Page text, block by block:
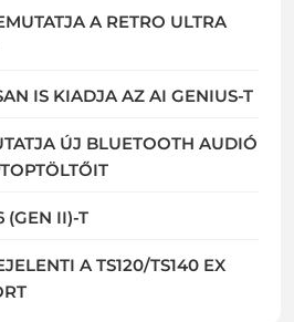
A RETRO ULTRA
IS KIADJA AZ AI GENIUS-T
ÚJ BLUETOOTH AUDIÓ
(GEN II)-T
A TS120/TS140 EX